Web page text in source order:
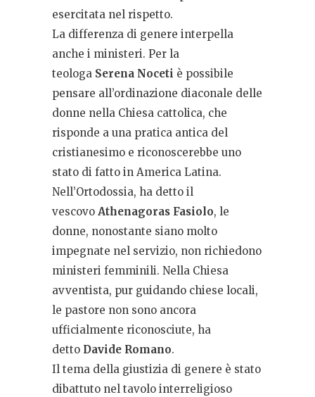
esercitata nel rispetto.
La differenza di genere interpella
anche i ministeri. Per la
teologa Serena Noceti è possibile
pensare all’ordinazione diaconale delle
donne nella Chiesa cattolica, che
risponde a una pratica antica del
cristianesimo e riconoscerebbe uno
stato di fatto in America Latina.
Nell’Ortodossia, ha detto il
vescovo Athenagoras Fasiolo, le
donne, nonostante siano molto
impegnate nel servizio, non richiedono
ministeri femminili. Nella Chiesa
avventista, pur guidando chiese locali,
le pastore non sono ancora
ufficialmente riconosciute, ha
detto Davide Romano.
Il tema della giustizia di genere è stato
dibattuto nel tavolo interreligioso